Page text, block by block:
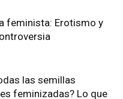
feminista: Erotismo y
las semillas
feminizadas? Lo que